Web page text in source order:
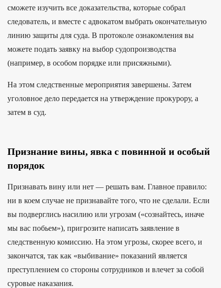
сможете изучить все доказательства, которые собрал
следователь, и вместе с адвокатом выбрать окончательную
линию защиты для суда. В протоколе ознакомления вы
можете подать заявку на выбор судопроизводства
(например, в особом порядке или присяжными).
На этом следственные мероприятия завершены. Затем
уголовное дело передается на утверждение прокурору, а
затем в суд.
Признание вины, явка с повинной и особый
порядок
Признавать вину или нет — решать вам. Главное правило:
ни в коем случае не признавайте того, что не сделали. Если
вы подверглись насилию или угрозам («сознайтесь, иначе
мы вас побьем»), пригрозите написать заявление в
следственную комиссию. На этом угрозы, скорее всего, и
закончатся, так как «выбивание» показаний является
преступлением со стороны сотрудников и влечет за собой
суровые наказания.